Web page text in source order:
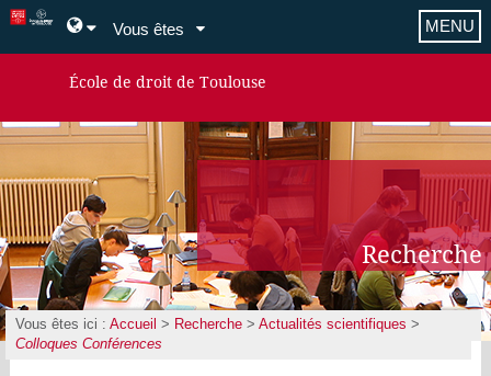
Vous êtes
École de droit de Toulouse
MENU
Recherche
Vous êtes ici :Accueil > Recherche >Actualités scientifiques >
Colloques Conférences